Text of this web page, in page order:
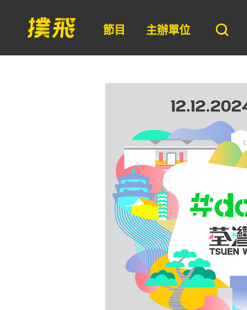
節目 主辦單位